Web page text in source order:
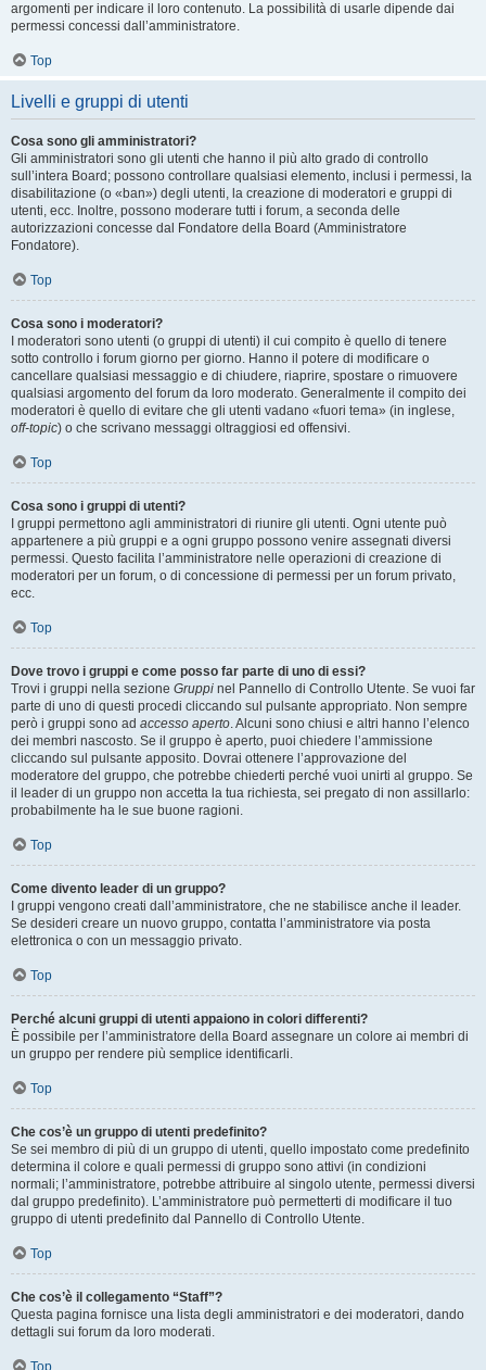
argomenti per indicare il loro contenuto. La possibilità di usarle dipende dai
permessi concessi dall’amministratore.
Top
Livelli e gruppi di utenti
Cosa sono gli amministratori?
Gli amministratori sono gli utenti che hanno il più alto grado di controllo
sull’intera Board; possono controllare qualsiasi elemento, inclusi i permessi, la
disabilitazione (o «ban») degli utenti, la creazione di moderatori e gruppi di
utenti, ecc. Inoltre, possono moderare tutti i forum, a seconda delle
autorizzazioni concesse dal Fondatore della Board (Amministratore
Fondatore).
Top
Cosa sono i moderatori?
I moderatori sono utenti (o gruppi di utenti) il cui compito è quello di tenere
sotto controllo i forum giorno per giorno. Hanno il potere di modificare o
cancellare qualsiasi messaggio e di chiudere, riaprire, spostare o rimuovere
qualsiasi argomento del forum da loro moderato. Generalmente il compito dei
moderatori è quello di evitare che gli utenti vadano «fuori tema» (in inglese,
off-topic) o che scrivano messaggi oltraggiosi ed offensivi.
Top
Cosa sono i gruppi di utenti?
I gruppi permettono agli amministratori di riunire gli utenti. Ogni utente può
appartenere a più gruppi e a ogni gruppo possono venire assegnati diversi
permessi. Questo facilita l’amministratore nelle operazioni di creazione di
moderatori per un forum, o di concessione di permessi per un forum privato,
ecc.
Top
Dove trovo i gruppi e come posso far parte di uno di essi?
Trovi i gruppi nella sezione Gruppi nel Pannello di Controllo Utente. Se vuoi far
parte di uno di questi procedi cliccando sul pulsante appropriato. Non sempre
però i gruppi sono ad accesso aperto. Alcuni sono chiusi e altri hanno l’elenco
dei membri nascosto. Se il gruppo è aperto, puoi chiedere l’ammissione
cliccando sul pulsante apposito. Dovrai ottenere l’approvazione del
moderatore del gruppo, che potrebbe chiederti perché vuoi unirti al gruppo. Se
il leader di un gruppo non accetta la tua richiesta, sei pregato di non assillarlo:
probabilmente ha le sue buone ragioni.
Top
Come divento leader di un gruppo?
I gruppi vengono creati dall’amministratore, che ne stabilisce anche il leader.
Se desideri creare un nuovo gruppo, contatta l’amministratore via posta
elettronica o con un messaggio privato.
Top
Perché alcuni gruppi di utenti appaiono in colori differenti?
È possibile per l’amministratore della Board assegnare un colore ai membri di
un gruppo per rendere più semplice identificarli.
Top
Che cos’è un gruppo di utenti predefinito?
Se sei membro di più di un gruppo di utenti, quello impostato come predefinito
determina il colore e quali permessi di gruppo sono attivi (in condizioni
normali; l’amministratore, potrebbe attribuire al singolo utente, permessi diversi
dal gruppo predefinito). L’amministratore può permetterti di modificare il tuo
gruppo di utenti predefinito dal Pannello di Controllo Utente.
Top
Che cos’è il collegamento “Staff”?
Questa pagina fornisce una lista degli amministratori e dei moderatori, dando
dettagli sui forum da loro moderati.
Top